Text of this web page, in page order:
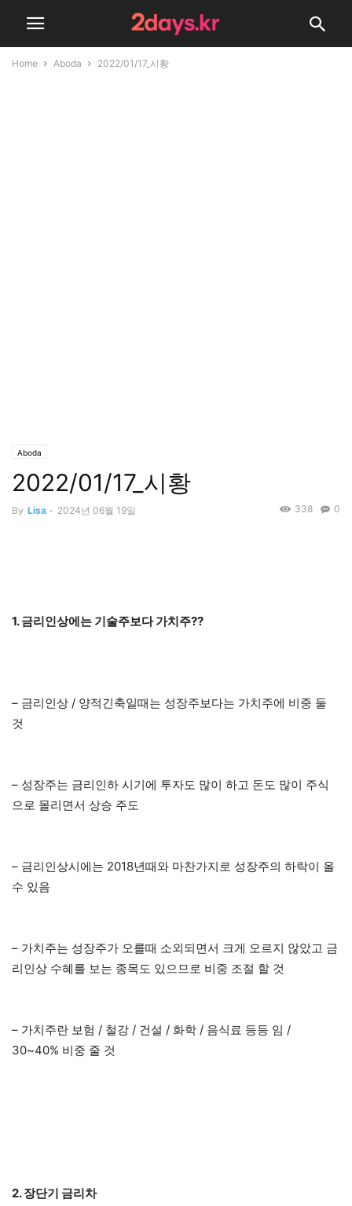
Home Aboda 2022/01/17_시황
Aboda
2022/01/17_시황
By Lisa - 2024년 06월 19일 0
338
1. 금리인상에는 기술주보다 가치주??
– 금리인상 / 양적긴축일때는 성장주보다는 가치주에 비중 둘
것
– 성장주는 금리인하 시기에 투자도 많이 하고 돈도 많이 주식
으로 몰리면서 상승 주도
– 금리인상시에는 2018년때와 마찬가지로 성장주의 하락이 올
수 있음
– 가치주는 성장주가 오를때 소외되면서 크게 오르지 않았고 금
리인상 수혜를 보는 종목도 있으므로 비중 조절 할 것
– 가치주란 보험 / 철강 / 건설 / 화학 / 음식료 등등 임 /
30~40% 비중 줄 것
2. 장단기 금리차